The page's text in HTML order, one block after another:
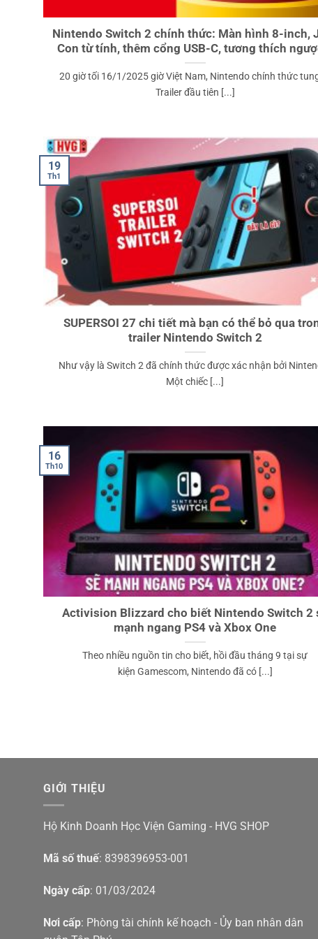
Nintendo Switch 2 chính thức: Màn hình 8-inch,
Con từ tính, thêm cổng USB-C, tương thích
20 giờ tối 16/1/2025 giờ Việt Nam, Nintendo chính thức
Trailer đầu tiên [...]
SUPERSOI 27 chi tiết mà bạn có thể bỏ qua
trailer Nintendo Switch 2
Như vậy là Switch 2 đã chính thức được xác nhận bởi
Một chiếc [...]
19
Th1
Activision Blizzard cho biết Nintendo Switch 2
mạnh ngang PS4 và Xbox One
Theo nhiều nguồn tin cho biết, hồi đầu tháng 9 tại sự
kiện Gamescom, Nintendo đã có [...]
16
Th10
GIỚI THIỆU
Hộ Kinh Doanh Học Viện Gaming - HVG SHOP
Mã số thuế: 8398396953-001
Ngày cấp: 01/03/2024
Nơi cấp: Phòng tài chính kế hoạch - Ủy ban nhân dân